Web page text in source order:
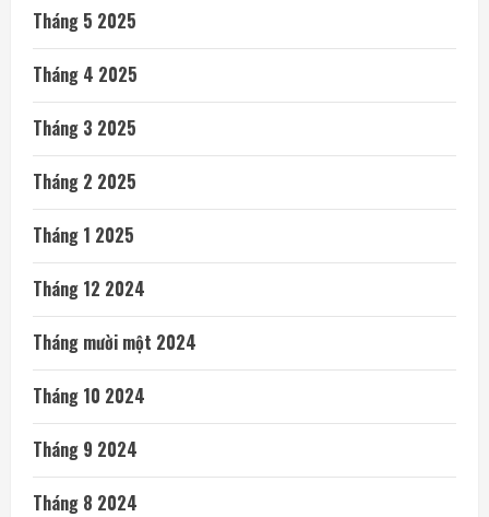
Tháng 5 2025
Tháng 4 2025
Tháng 3 2025
Tháng 2 2025
Tháng 1 2025
Tháng 12 2024
Tháng mười một 2024
Tháng 10 2024
Tháng 9 2024
Tháng 8 2024